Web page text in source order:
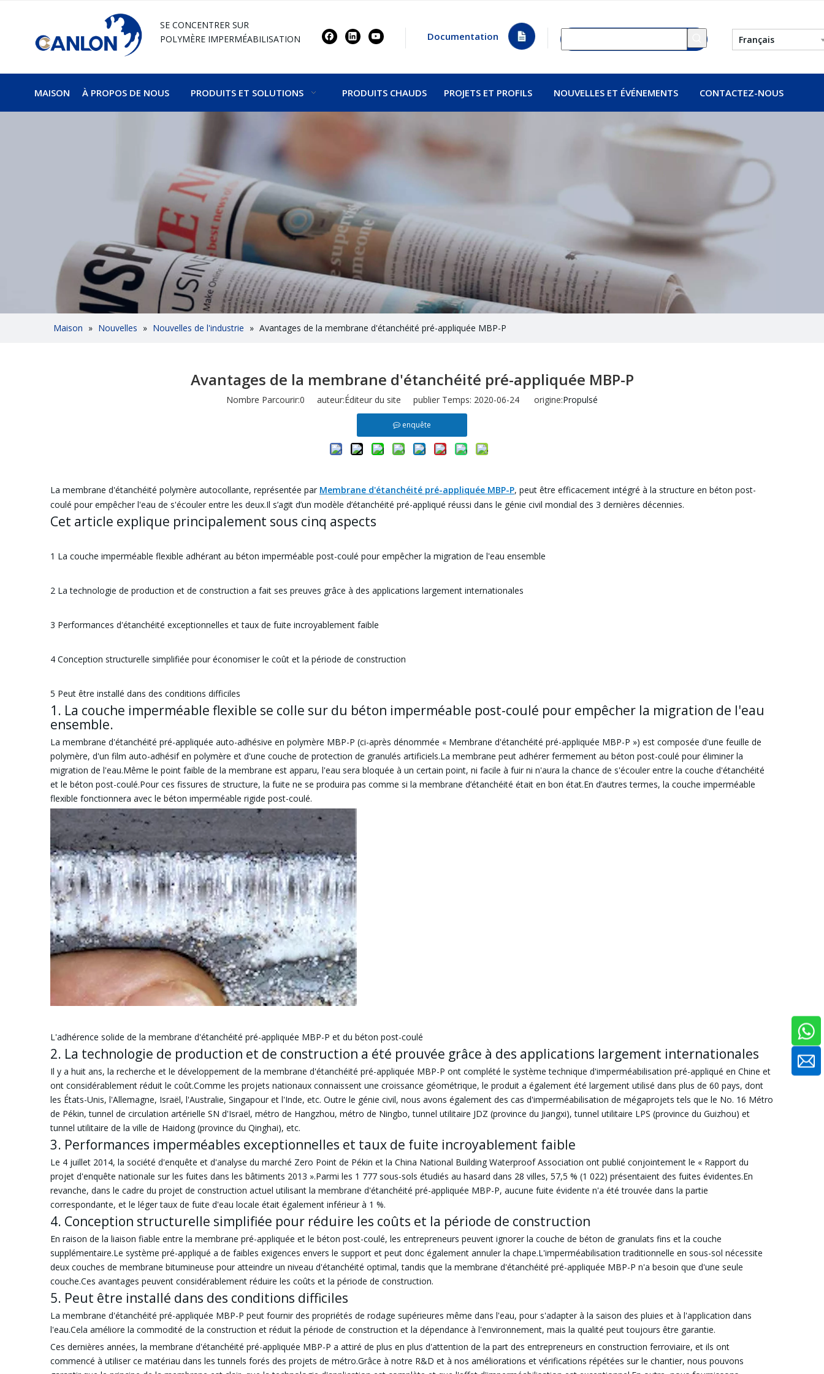
SE CONCENTRER SUR
POLYMÈRE IMPERMÉABILISATION Documentation Français
MAISON À PROPOS DE NOUS PRODUITS ET SOLUTIONS PRODUITS CHAUDS PROJETS ET PROFILS NOUVELLES ET ÉVÉNEMENTS CONTACTEZ-NOUS
Maison » Nouvelles » Nouvelles de l'industrie » Avantages de la membrane d'étanchéité pré-appliquée MBP-P
Avantages de la membrane d'étanchéité pré-appliquée MBP-P
Nombre Parcourir:0 auteur:Éditeur du site publier Temps: 2020-06-24 origine:Propulsé
enquête
La membrane d'étanchéité polymère autocollante, représentée par Membrane d'étanchéité pré-appliquée MBP-P, peut être efficacement intégré à la structure en béton post-
coulé pour empêcher l'eau de s'écouler entre les deux.Il s’agit d’un modèle d’étanchéité pré-appliqué réussi dans le génie civil mondial des 3 dernières décennies.
Cet article explique principalement sous cinq aspects
1 La couche imperméable flexible adhérant au béton imperméable post-coulé pour empêcher la migration de l'eau ensemble
2 La technologie de production et de construction a fait ses preuves grâce à des applications largement internationales
3 Performances d'étanchéité exceptionnelles et taux de fuite incroyablement faible
4 Conception structurelle simplifiée pour économiser le coût et la période de construction
5 Peut être installé dans des conditions difficiles
1. La couche imperméable flexible se colle sur du béton imperméable post-coulé pour empêcher la migration de l'eau
ensemble.
La membrane d'étanchéité pré-appliquée auto-adhésive en polymère MBP-P (ci-après dénommée « Membrane d'étanchéité pré-appliquée MBP-P ») est composée d'une feuille de
polymère, d'un film auto-adhésif en polymère et d'une couche de protection de granulés artificiels.La membrane peut adhérer fermement au béton post-coulé pour éliminer la
migration de l'eau.Même le point faible de la membrane est apparu, l'eau sera bloquée à un certain point, ni facile à fuir ni n'aura la chance de s'écouler entre la couche d'étanchéité
et le béton post-coulé.Pour ces fissures de structure, la fuite ne se produira pas comme si la membrane d’étanchéité était en bon état.En d’autres termes, la couche imperméable
flexible fonctionnera avec le béton imperméable rigide post-coulé.
L'adhérence solide de la membrane d'étanchéité pré-appliquée MBP-P et du béton post-coulé
2. La technologie de production et de construction a été prouvée grâce à des applications largement internationales
Il y a huit ans, la recherche et le développement de la membrane d'étanchéité pré-appliquée MBP-P ont complété le système technique d'imperméabilisation pré-appliqué en Chine et
ont considérablement réduit le coût.Comme les projets nationaux connaissent une croissance géométrique, le produit a également été largement utilisé dans plus de 60 pays, dont
les États-Unis, l'Allemagne, Israël, l'Australie, Singapour et l'Inde, etc. Outre le génie civil, nous avons également des cas d'imperméabilisation de mégaprojets tels que le No. 16 Métro
de Pékin, tunnel de circulation artérielle SN d'Israël, métro de Hangzhou, métro de Ningbo, tunnel utilitaire JDZ (province du Jiangxi), tunnel utilitaire LPS (province du Guizhou) et
tunnel utilitaire de la ville de Haidong (province du Qinghai), etc.
3. Performances imperméables exceptionnelles et taux de fuite incroyablement faible
Le 4 juillet 2014, la société d'enquête et d'analyse du marché Zero Point de Pékin et la China National Building Waterproof Association ont publié conjointement le « Rapport du
projet d'enquête nationale sur les fuites dans les bâtiments 2013 ».Parmi les 1 777 sous-sols étudiés au hasard dans 28 villes, 57,5 ​​% (1 022) présentaient des fuites évidentes.En
revanche, dans le cadre du projet de construction actuel utilisant la membrane d'étanchéité pré-appliquée MBP-P, aucune fuite évidente n'a été trouvée dans la partie
correspondante, et le léger taux de fuite d'eau locale était également inférieur à 1 %.
4. Conception structurelle simplifiée pour réduire les coûts et la période de construction
En raison de la liaison fiable entre la membrane pré-appliquée et le béton post-coulé, les entrepreneurs peuvent ignorer la couche de béton de granulats fins et la couche
supplémentaire.Le système pré-appliqué a de faibles exigences envers le support et peut donc également annuler la chape.L'imperméabilisation traditionnelle en sous-sol nécessite
deux couches de membrane bitumineuse pour atteindre un niveau d'étanchéité optimal, tandis que la membrane d'étanchéité pré-appliquée MBP-P n'a besoin que d'une seule
couche.Ces avantages peuvent considérablement réduire les coûts et la période de construction.
5. Peut être installé dans des conditions difficiles
La membrane d'étanchéité pré-appliquée MBP-P peut fournir des propriétés de rodage supérieures même dans l'eau, pour s'adapter à la saison des pluies et à l'application dans
l'eau.Cela améliore la commodité de la construction et réduit la période de construction et la dépendance à l'environnement, mais la qualité peut toujours être garantie.
Ces dernières années, la membrane d'étanchéité pré-appliquée MBP-P a attiré de plus en plus d'attention de la part des entrepreneurs en construction ferroviaire, et ils ont
commencé à utiliser ce matériau dans les tunnels forés des projets de métro.Grâce à notre R&D et à nos améliorations et vérifications répétées sur le chantier, nous pouvons